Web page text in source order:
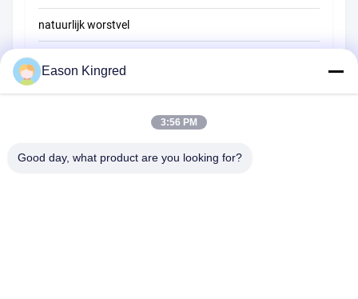
natuurlijk worstvel
Verpakkingsfilm voor levensmiddelen
Eason Kingred
3:56 PM
Good day, what product are you looking for?